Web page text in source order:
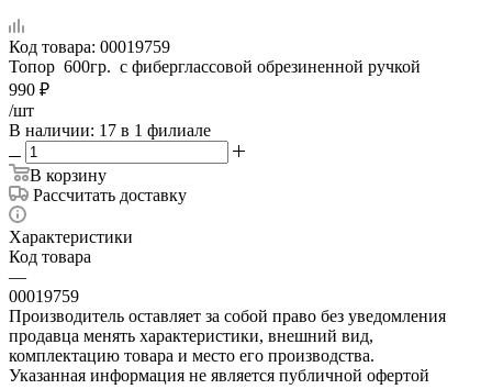
Код товара: 00019759
Топор 600гр. с фиберглассовой обрезиненной ручкой
990 ₽
/шт
В наличии: 17 в 1 филиале
В корзину
Рассчитать доставку
Характеристики
Код товара
—
00019759
Производитель оставляет за собой право без уведомления
продавца менять характеристики, внешний вид,
комплектацию товара и место его производства.
Указанная информация не является публичной офертой